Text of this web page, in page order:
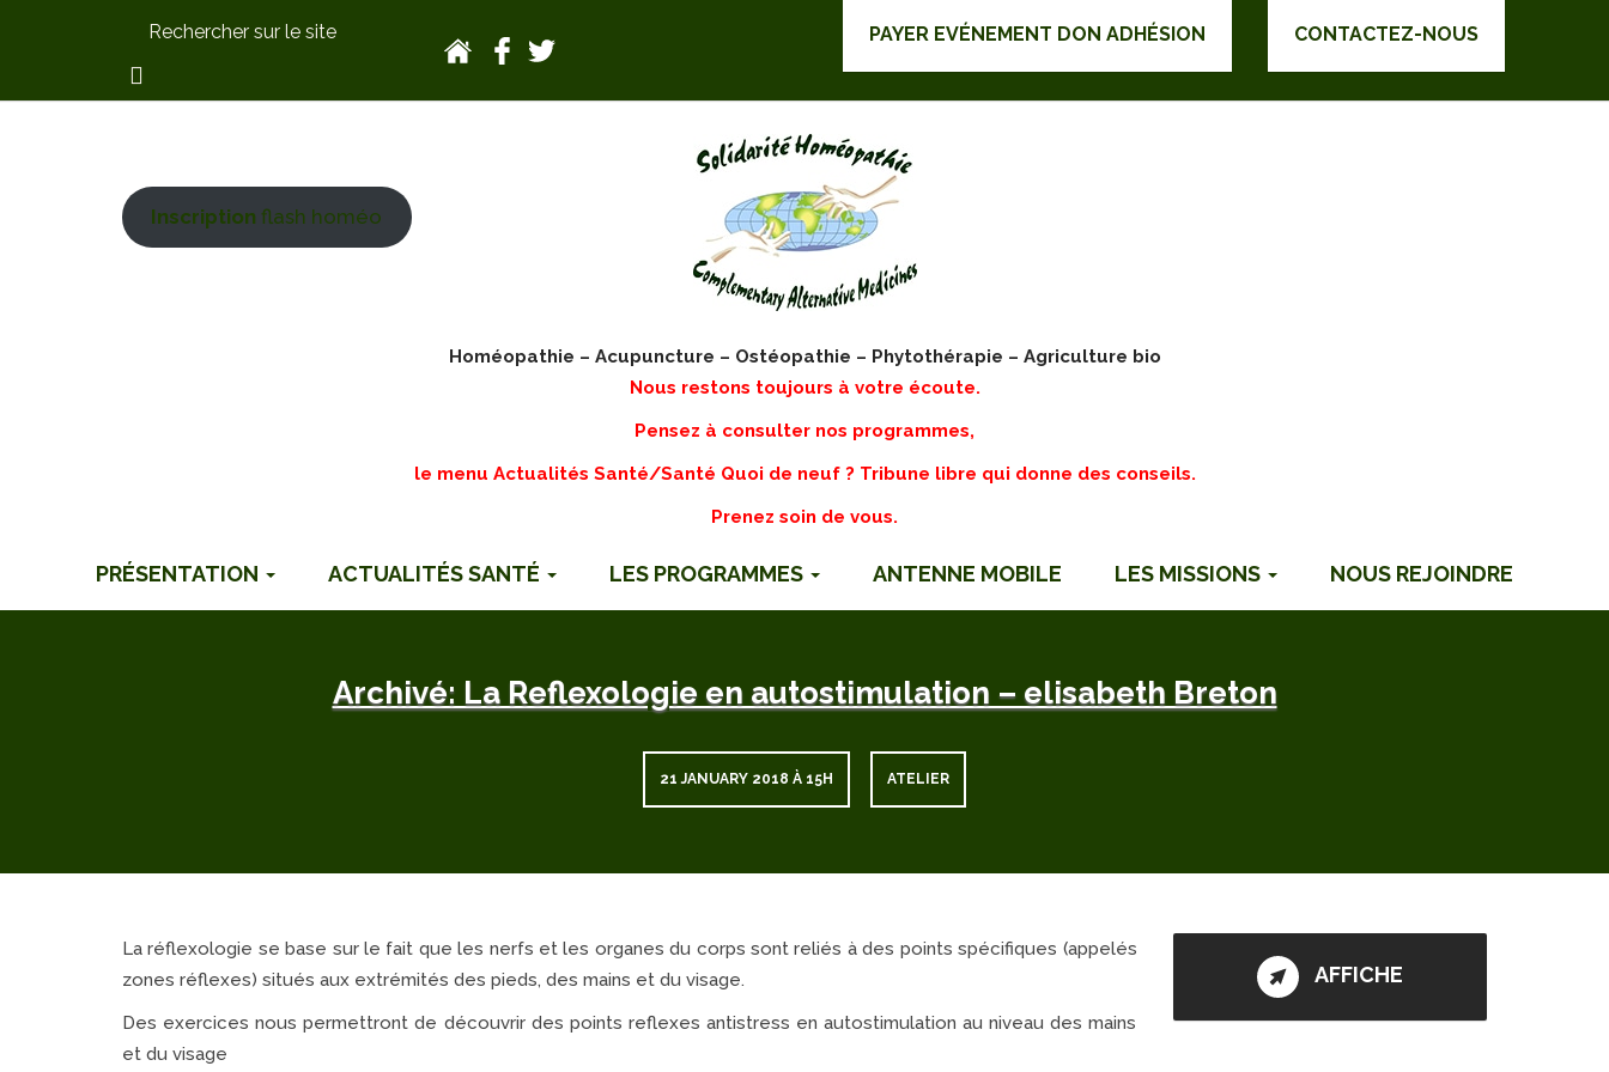
PAYER EVÉNEMENT DON ADHÉSION CONTACTEZ-NOUS
Inscription flash homéo
Homéopathie – Acupuncture – Ostéopathie – Phytothérapie – Agriculture bio
Nous restons toujours à votre écoute.
Pensez à consulter nos programmes,
le menu Actualités Santé/Santé Quoi de neuf ? Tribune libre qui donne des conseils.
Prenez soin de vous.
PRÉSENTATION ACTUALITÉS SANTÉ LES PROGRAMMES ANTENNE MOBILE LES MISSIONS NOUS REJOINDRE
Archivé: La Reflexologie en autostimulation – elisabeth Breton
21 JANUARY 2018 À 15H ATELIER
La réflexologie se base sur le fait que les nerfs et les organes du corps sont reliés à des points spécifiques (appelés
zones réflexes) situés aux extrémités des pieds, des mains et du visage.
Des exercices nous permettront de découvrir des points reflexes antistress en autostimulation au niveau des mains
et du visage
AFFICHE